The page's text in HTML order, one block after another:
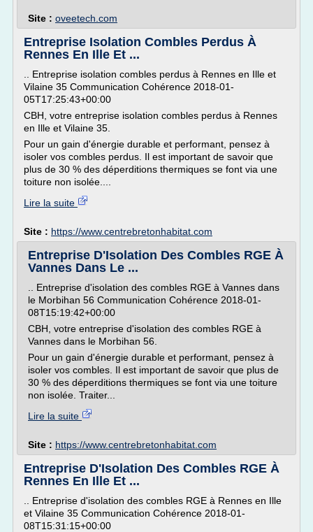
Site : oveetech.com
Entreprise Isolation Combles Perdus À
Rennes En Ille Et ...
.. Entreprise isolation combles perdus à Rennes en Ille et
Vilaine 35 Communication Cohérence 2018-01-
05T17:25:43+00:00
CBH, votre entreprise isolation combles perdus à Rennes
en Ille et Vilaine 35.
Pour un gain d'énergie durable et performant, pensez à
isoler vos combles perdus. Il est important de savoir que
plus de 30 % des déperditions thermiques se font via une
toiture non isolée....
Lire la suite
Site : https://www.centrebretonhabitat.com
Entreprise D'Isolation Des Combles RGE À
Vannes Dans Le ...
.. Entreprise d'isolation des combles RGE à Vannes dans
le Morbihan 56 Communication Cohérence 2018-01-
08T15:19:42+00:00
CBH, votre entreprise d'isolation des combles RGE à
Vannes dans le Morbihan 56.
Pour un gain d'énergie durable et performant, pensez à
isoler vos combles. Il est important de savoir que plus de
30 % des déperditions thermiques se font via une toiture
non isolée. Traiter...
Lire la suite
Site : https://www.centrebretonhabitat.com
Entreprise D'Isolation Des Combles RGE À
Rennes En Ille Et ...
.. Entreprise d'isolation des combles RGE à Rennes en Ille
et Vilaine 35 Communication Cohérence 2018-01-
08T15:31:15+00:00